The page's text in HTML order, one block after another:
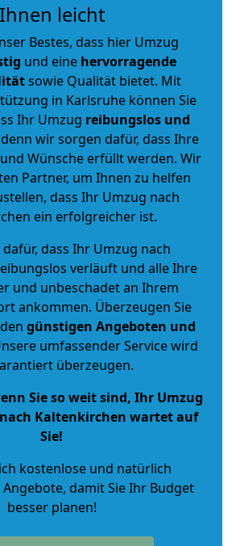
Ihnen leicht
Bestes, dass hier Umzug
und eine hervorragende
sowie Qualität bietet. Mit
in Karlsruhe können Sie
Ihr Umzug reibungslos und
wir sorgen dafür, dass Ihre
Wünsche erfüllt werden. Wir
Partner, um Ihnen zu helfen
dass Ihr Umzug nach
ein erfolgreicher ist.
dass Ihr Umzug nach
verläuft und alle Ihre
und unbeschadet an Ihrem
ankommen. Überzeugen Sie
günstigen Angeboten und
umfassender Service wird
überzeugen.
Sie so weit sind, Ihr Umzug
Kaltenkirchen wartet auf
Sie!
kostenlose und natürlich
, damit Sie Ihr Budget
besser planen!